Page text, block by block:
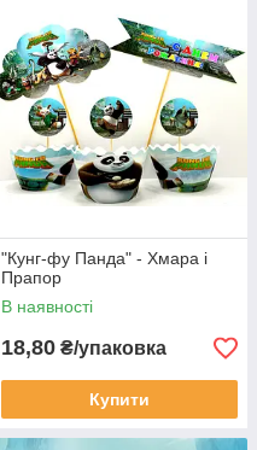
"Кунг-фу Панда" - Хмара і
Прапор
В наявності
18,80 ₴/упаковка
Купити